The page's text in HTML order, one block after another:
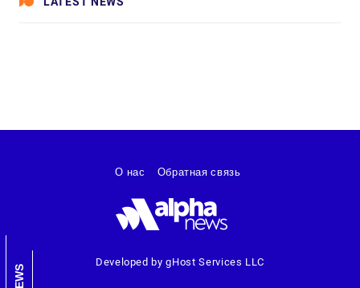
NEWS
Developed by gHost Services LLC
О нас Обратная связь